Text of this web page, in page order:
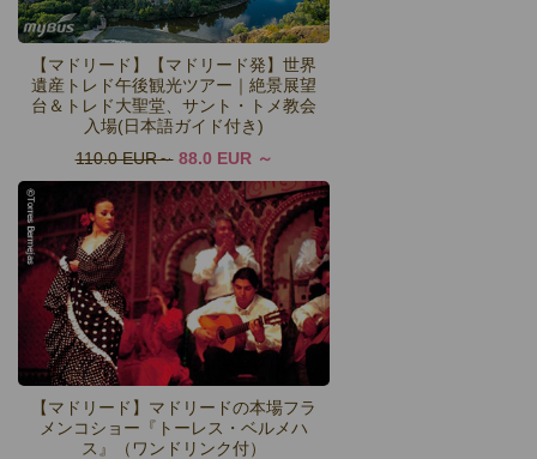
【マドリード】【マドリード発】世界
遺産トレド午後観光ツアー｜絶景展望
台＆トレド大聖堂、サント・トメ教会
入場(日本語ガイド付き)
110.0 EUR
88.0 EUR
【マドリード】マドリードの本場フラ
メンコショー『トーレス・ベルメハ
ス』（ワンドリンク付）